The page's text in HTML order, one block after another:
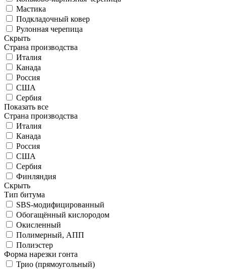
Мастика
Подкладочный ковер
Рулонная черепица
Скрыть
Страна производства
Италия
Канада
Россия
США
Сербия
Показать все
Страна производства
Италия
Канада
Россия
США
Сербия
Финляндия
Скрыть
Тип битума
SBS-модифицированный
Обогащённый кислородом
Окисленный
Полимерный, АПП
Полиэстер
Форма нарезки гонта
Трио (прямоугольный)